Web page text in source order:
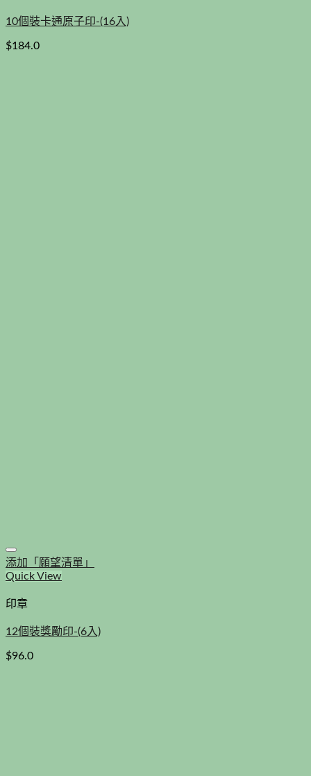
10個裝卡通原子印-(16入)
$184.0
添加「願望清單」
Quick View
印章
12個裝獎勵印-(6入)
$96.0